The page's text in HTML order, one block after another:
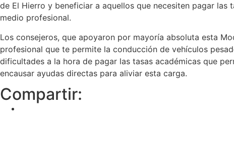
de El Hierro y beneficiar a aquellos que necesiten pagar
medio profesional.
Los consejeros, que apoyaron por mayoría absoluta esta
profesional que te permite la conducción de vehículos
dificultades a la hora de pagar las tasas académicas que
encausar ayudas directas para aliviar esta carga.
Compartir: